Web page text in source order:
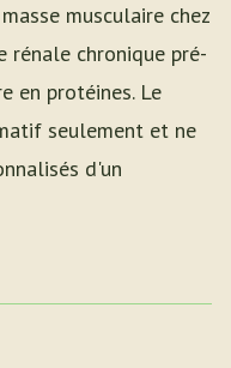
musculaire chez
chronique pré-
en protéines. Le
seulement et ne
d'un